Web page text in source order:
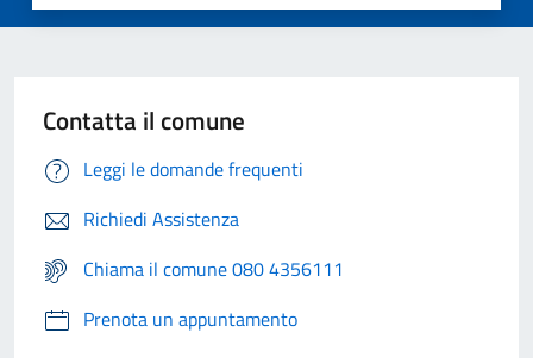
Contatta il comune
Leggi le domande frequenti
Richiedi Assistenza
Chiama il comune 080 4356111
Prenota un appuntamento